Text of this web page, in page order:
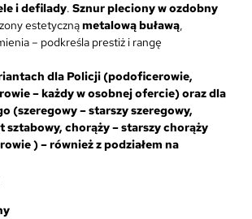
i defilady. Sznur pleciony w ozdobny
estetycznąmetalową buławą,
– podkreśla prestiż i rangę
dla Policji (podoficerowie,
– każdy w osobnej ofercie) oraz dla
(szeregowy – starszy szeregowy,
sztabowy, chorąży – starszy chorąży
) – również z podziałem na